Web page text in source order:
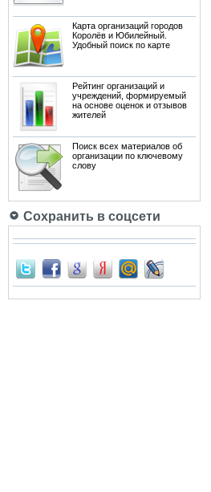
Карта организаций городов
Королёв и Юбилейный.
Удобный поиск по карте
Рейтинг организаций и
учреждений, формируемый
на основе оценок и отзывов
жителей
Поиск всех материалов об
организации по ключевому
слову
Сохранить в соцсети